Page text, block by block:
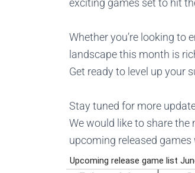
exciting games set to hit
Whether you’re looking to
landscape this month is
Get ready to level up your
Stay tuned for more
We would like to share
upcoming released